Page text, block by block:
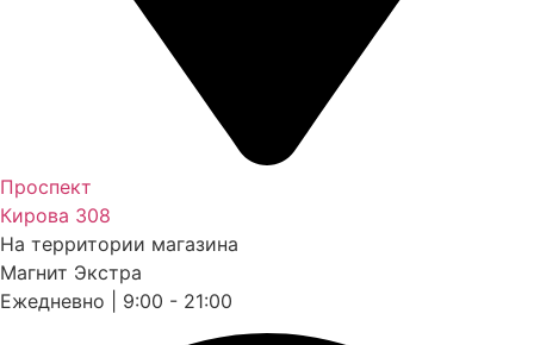
Проспект
Кирова 308
На территории магазина
Магнит Экстра
Ежедневно | 9:00 - 21:00